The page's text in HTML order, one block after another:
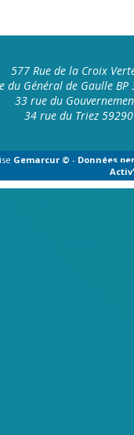
577 Rue de la Croix
du Général de Gaulle BP
33 rue du
34 rue du Triez 59290
Gemarcur © - Données